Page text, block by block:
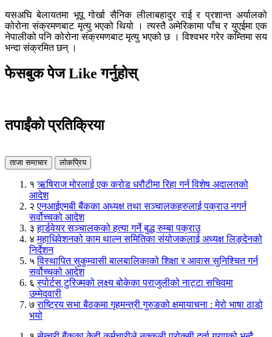
यसअघि बेलायतमा भूपू गोर्खा सैनिक लीलाबहादुर राई र प्रशान्त अर्यालको
कोरोना संक्रमणबाट मृत्यु भएको थियो । त्यस्तै अमेरिकामा पाँच र युएईमा एक
नेपालीको पनि कोरोना संक्रमणबाट मृत्यु भएको छ । विश्वभर गरेर कम्तिमा सय
भन्दा संक्रमित छन् ।
फेसबुक पेज Like गर्नुहोस्
तपाईंको प्रतिक्रिया
ताजा समाचार लोकप्रिय
१ ऋषिराज मोरलाई एक करोड धरौटीमा रिहा गर्न विशेष अदालतको
आदेश
२ एनआईएमबी बैंकका अध्यक्ष तथा सञ्चालकहरुलाई पक्राउ नगर्न
सर्वोच्चको आदेश
३ हार्डवेयर सञ्चालकको हत्या गर्ने बुद्ध रुम्बा पक्राउ
४ महाधिवेशनको काम थाल्न समितिका संयोजकलाई अध्यक्ष लिङ्देनको
निर्देशन
५ विस्थापित सुकुम्वासी बालबालिकाको शिक्षा र आवास सुनिश्चित गर्न
सर्वोच्चको आदेश
६ स्पोर्टस टुरिज्मको लक्ष्य बोकेका पराजुलीको नाट्टा सचिवमा
उम्मेदवारी
७ राष्ट्रिय सभा बैठकमा गृहमन्त्री गुरुङको क्षमायाचना : मेरो भाषा ठाडो
भयो